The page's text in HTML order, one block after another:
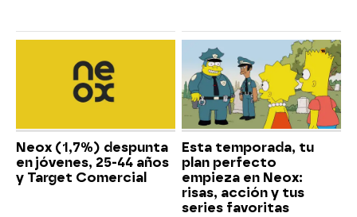
Neox (1,7%) despunta
en jóvenes, 25-44 años
y Target Comercial
Esta temporada, tu
plan perfecto
empieza en Neox:
risas, acción y tus
series favoritas